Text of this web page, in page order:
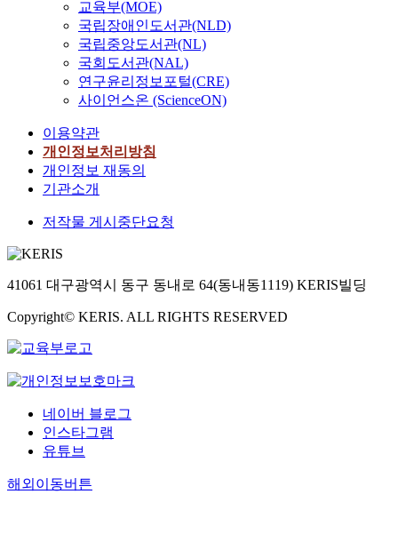
교육부(MOE)
국립장애인도서관(NLD)
국립중앙도서관(NL)
국회도서관(NAL)
연구윤리정보포털(CRE)
사이언스온 (ScienceON)
이용약관
개인정보처리방침
개인정보 재동의
기관소개
저작물 게시중단요청
41061 대구광역시 동구 동내로 64(동내동1119) KERIS빌딩
Copyright© KERIS. ALL RIGHTS RESERVED
네이버 블로그
인스타그램
유튜브
해외이동버튼